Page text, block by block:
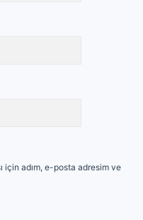
için adım, e-posta adresim ve